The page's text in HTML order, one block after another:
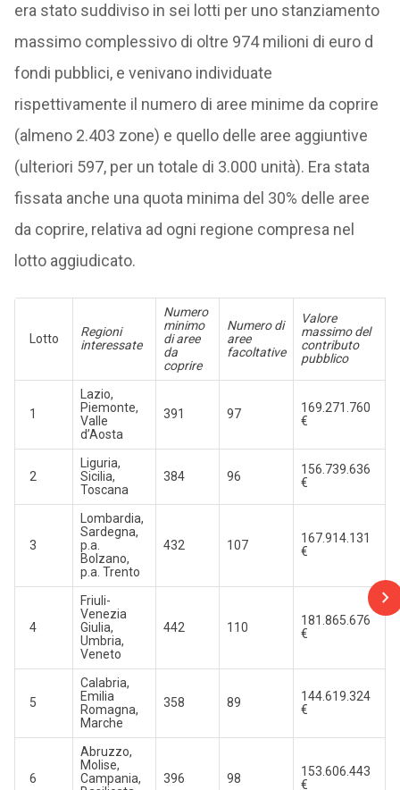
era stato suddiviso in sei lotti per uno stanziamento
massimo complessivo di oltre 974 milioni di euro d
fondi pubblici, e venivano individuate
rispettivamente il numero di aree minime da coprire
(almeno 2.403 zone) e quello delle aree aggiuntive
(ulteriori 597, per un totale di 3.000 unità). Era stata
fissata anche una quota minima del 30% delle aree
da coprire, relativa ad ogni regione compresa nel
lotto aggiudicato.
Lotto
Regioni
interessate
Numero
minimo
di aree
da
coprire
Numero di
aree
facoltative
Valore
massimo del
contributo
pubblico
1
Lazio,
Piemonte,
Valle
d’Aosta
391 97
169.271.760
€
2
Liguria,
Sicilia,
Toscana
384 96
156.739.636
€
3
Lombardia,
Sardegna,
p.a.
Bolzano,
p.a. Trento
432 107
167.914.131
€
4
Friuli-
Venezia
Giulia,
Umbria,
Veneto
442 110
181.865.676
€
5
Calabria,
Emilia
Romagna,
Marche
358 89
144.619.324
€
6
Abruzzo,
Molise,
Campania,
396 98
153.606.443
€